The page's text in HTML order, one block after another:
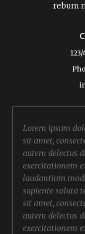
rebum
Lorem ipsum
sit amet,
autem delectus
exercitationem
laudantium
sapiente soluta
sit amet,
autem delectus
exercitationem